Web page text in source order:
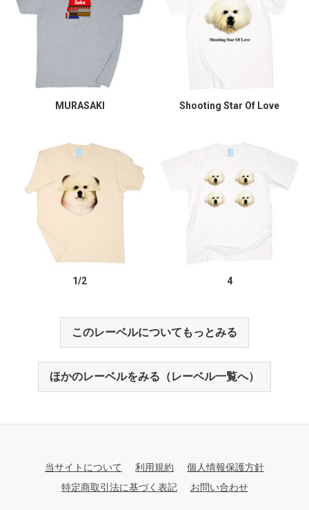
MURASAKI Shooting Star Of Love
1/2 4
このレーベルについてもっとみる
ほかのレーベルをみる（レーベル一覧へ）
当サイトについて 利用規約
個人情報保護方針
特定商取引法に基づく表記
お問い合わせ